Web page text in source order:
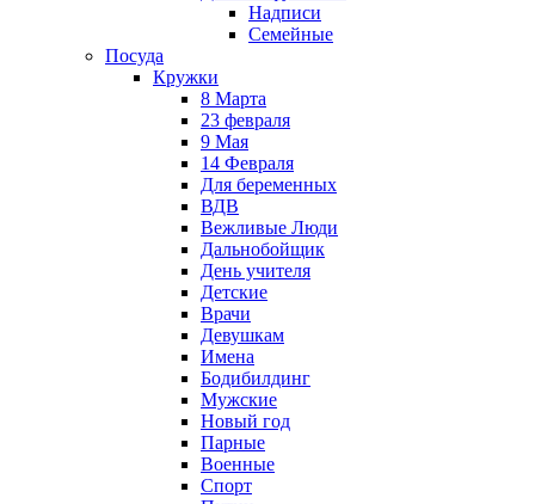
Надписи
Семейные
Посуда
Кружки
8 Марта
23 февраля
9 Мая
14 Февраля
Для беременных
ВДВ
Вежливые Люди
Дальнобойщик
День учителя
Детские
Врачи
Девушкам
Имена
Бодибилдинг
Мужские
Новый год
Парные
Военные
Спорт